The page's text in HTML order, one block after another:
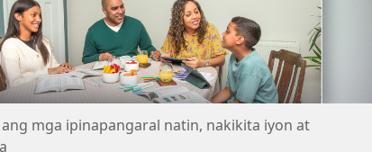
mga ipinapangaral natin, nakikita iyon at